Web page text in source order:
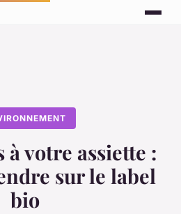
à votre assiette :
sur le label
bio